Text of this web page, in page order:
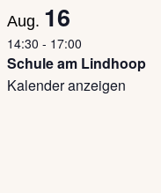
Aug. 16
14:30 - 17:00
Schule am Lindhoop
Kalender anzeigen